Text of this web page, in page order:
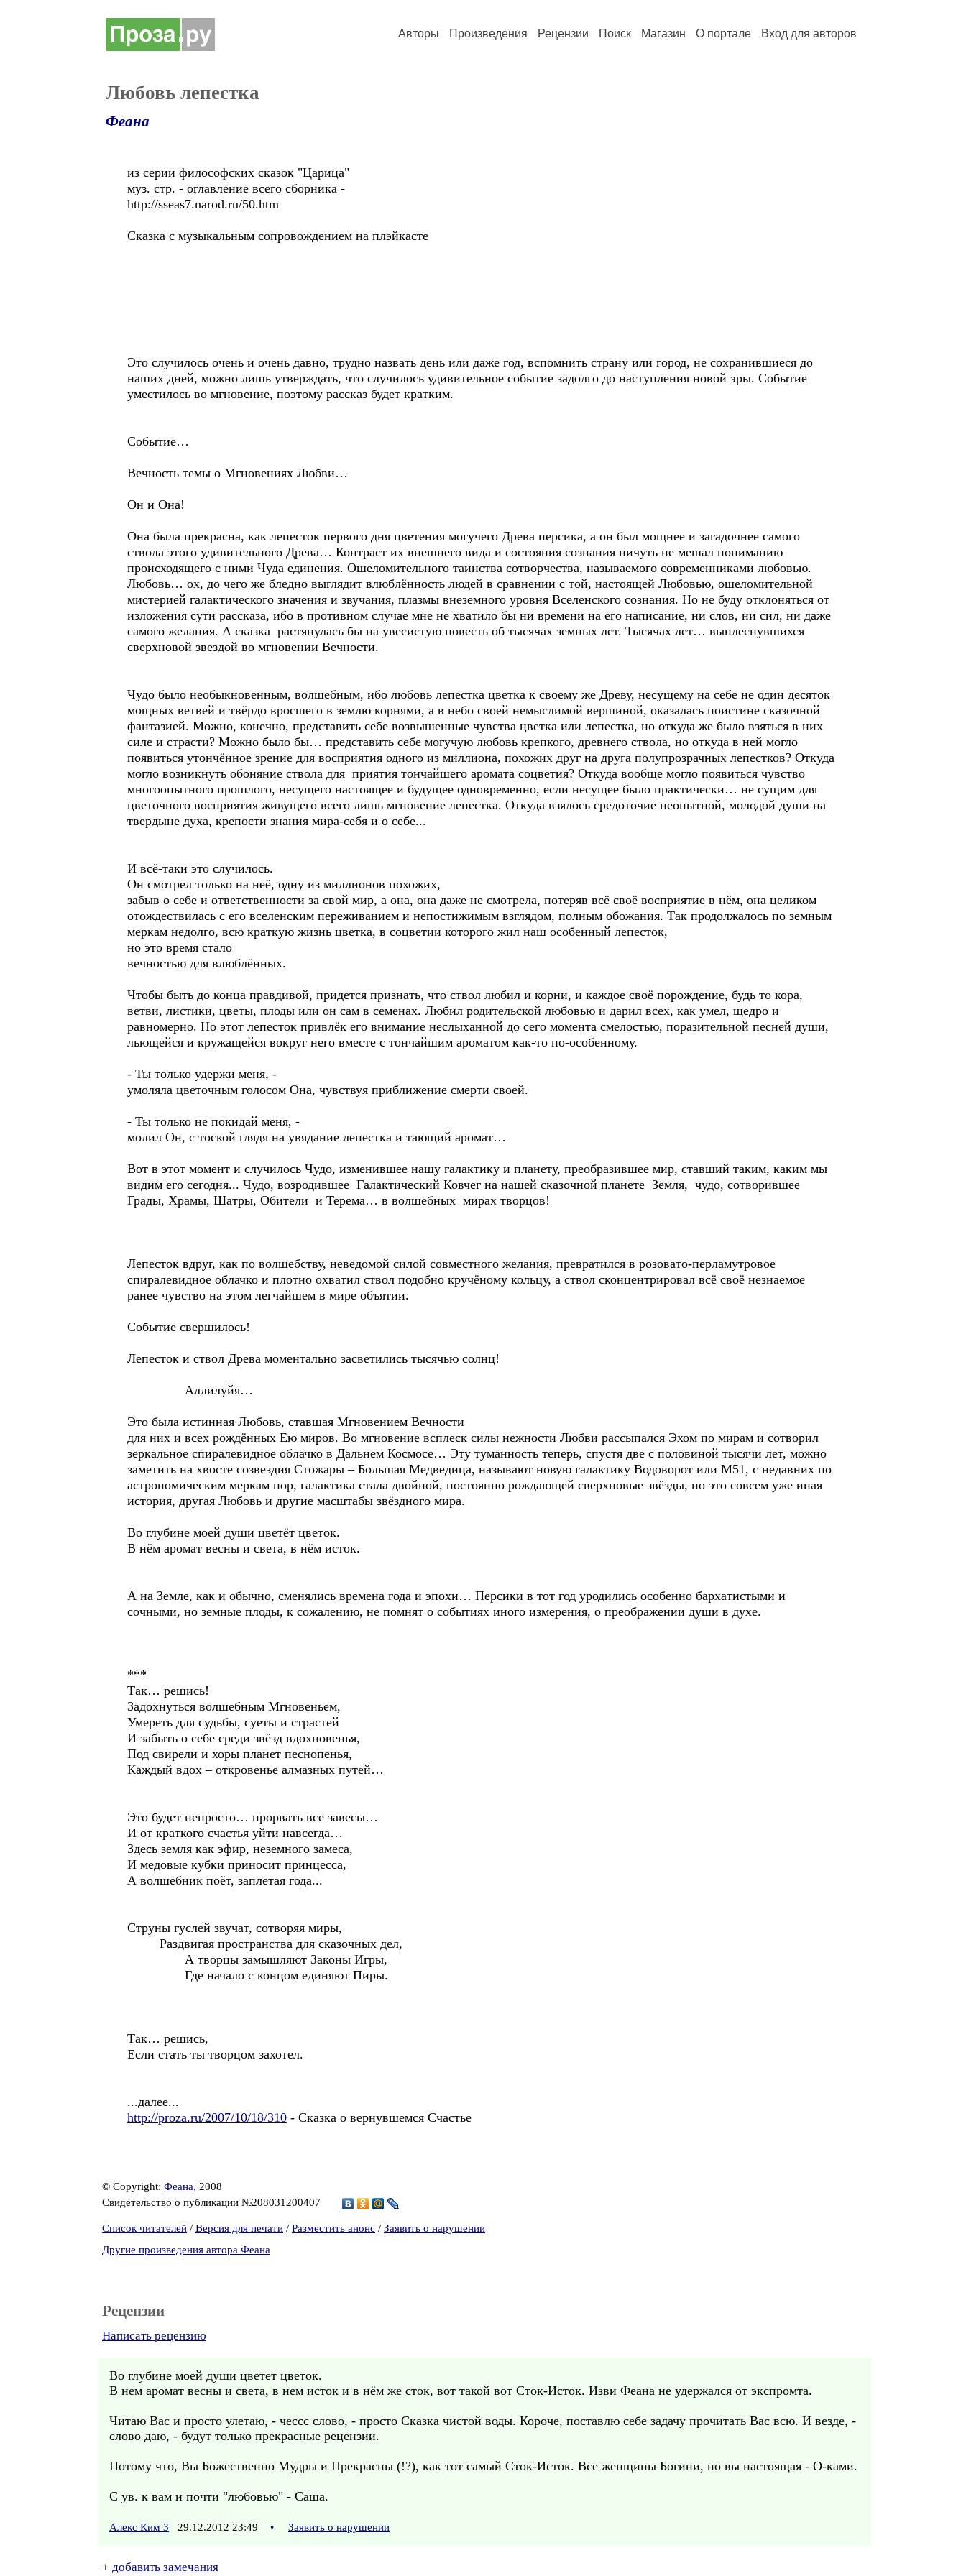
Авторы Произведения Рецензии Поиск Магазин О портале Вход для авторов
Любовь лепестка
Феана
из серии философских сказок "Царица"
муз. стр. - оглавление всего сборника -
http://sseas7.narod.ru/50.htm
Сказка с музыкальным сопровождением на плэйкасте
Это случилось очень и очень давно, трудно назвать день или даже год, вспомнить страну или город, не сохранившиеся до
наших дней, можно лишь утверждать, что случилось удивительное событие задолго до наступления новой эры. Событие
уместилось во мгновение, поэтому рассказ будет кратким.
Событие…
Вечность темы о Мгновениях Любви…
Он и Она!
Она была прекрасна, как лепесток первого дня цветения могучего Древа персика, а он был мощнее и загадочнее самого
ствола этого удивительного Древа… Контраст их внешнего вида и состояния сознания ничуть не мешал пониманию
происходящего с ними Чуда единения. Ошеломительного таинства сотворчества, называемого современниками любовью.
Любовь… ох, до чего же бледно выглядит влюблённость людей в сравнении с той, настоящей Любовью, ошеломительной
мистерией галактического значения и звучания, плазмы внеземного уровня Вселенского сознания. Но не буду отклоняться от
изложения сути рассказа, ибо в противном случае мне не хватило бы ни времени на его написание, ни слов, ни сил, ни даже
самого желания. А сказка растянулась бы на увесистую повесть об тысячах земных лет. Тысячах лет… выплеснувшихся
сверхновой звездой во мгновении Вечности.
Чудо было необыкновенным, волшебным, ибо любовь лепестка цветка к своему же Древу, несущему на себе не один десяток
мощных ветвей и твёрдо вросшего в землю корнями, а в небо своей немыслимой вершиной, оказалась поистине сказочной
фантазией. Можно, конечно, представить себе возвышенные чувства цветка или лепестка, но откуда же было взяться в них
силе и страсти? Можно было бы… представить себе могучую любовь крепкого, древнего ствола, но откуда в ней могло
появиться утончённое зрение для восприятия одного из миллиона, похожих друг на друга полупрозрачных лепестков? Откуда
могло возникнуть обоняние ствола для приятия тончайшего аромата соцветия? Откуда вообще могло появиться чувство
многоопытного прошлого, несущего настоящее и будущее одновременно, если несущее было практически… не сущим для
цветочного восприятия живущего всего лишь мгновение лепестка. Откуда взялось средоточие неопытной, молодой души на
твердыне духа, крепости знания мира-себя и о себе...
И всё-таки это случилось.
Он смотрел только на неё, одну из миллионов похожих,
забыв о себе и ответственности за свой мир, а она, она даже не смотрела, потеряв всё своё восприятие в нём, она целиком
отождествилась с его вселенским переживанием и непостижимым взглядом, полным обожания. Так продолжалось по земным
меркам недолго, всю краткую жизнь цветка, в соцветии которого жил наш особенный лепесток,
но это время стало
вечностью для влюблённых.
Чтобы быть до конца правдивой, придется признать, что ствол любил и корни, и каждое своё порождение, будь то кора,
ветви, листики, цветы, плоды или он сам в семенах. Любил родительской любовью и дарил всех, как умел, щедро и
равномерно. Но этот лепесток привлёк его внимание неслыханной до сего момента смелостью, поразительной песней души,
льющейся и кружащейся вокруг него вместе с тончайшим ароматом как-то по-особенному.
- Ты только удержи меня, -
умоляла цветочным голосом Она, чувствуя приближение смерти своей.
- Ты только не покидай меня, -
молил Он, с тоской глядя на увядание лепестка и тающий аромат…
Вот в этот момент и случилось Чудо, изменившее нашу галактику и планету, преобразившее мир, ставший таким, каким мы
видим его сегодня... Чудо, возродившее Галактический Ковчег на нашей сказочной планете Земля, чудо, сотворившее
Грады, Храмы, Шатры, Обители и Терема… в волшебных мирах творцов!
Лепесток вдруг, как по волшебству, неведомой силой совместного желания, превратился в розовато-перламутровое
спиралевидное облачко и плотно охватил ствол подобно кручёному кольцу, а ствол сконцентрировал всё своё незнаемое
ранее чувство на этом легчайшем в мире объятии.
Событие свершилось!
Лепесток и ствол Древа моментально засветились тысячью солнц!
Аллилуйя…
Это была истинная Любовь, ставшая Мгновением Вечности
для них и всех рождённых Ею миров. Во мгновение всплеск силы нежности Любви рассыпался Эхом по мирам и сотворил
зеркальное спиралевидное облачко в Дальнем Космосе… Эту туманность теперь, спустя две с половиной тысячи лет, можно
заметить на хвосте созвездия Стожары – Большая Медведица, называют новую галактику Водоворот или М51, с недавних по
астрономическим меркам пор, галактика стала двойной, постоянно рождающей сверхновые звёзды, но это совсем уже иная
история, другая Любовь и другие масштабы звёздного мира.
Во глубине моей души цветёт цветок.
В нём аромат весны и света, в нём исток.
А на Земле, как и обычно, сменялись времена года и эпохи… Персики в тот год уродились особенно бархатистыми и
сочными, но земные плоды, к сожалению, не помнят о событиях иного измерения, о преображении души в духе.
***
Так… решись!
Задохнуться волшебным Мгновеньем,
Умереть для судьбы, суеты и страстей
И забыть о себе среди звёзд вдохновенья,
Под свирели и хоры планет песнопенья,
Каждый вдох – откровенье алмазных путей…
Это будет непросто… прорвать все завесы…
И от краткого счастья уйти навсегда…
Здесь земля как эфир, неземного замеса,
И медовые кубки приносит принцесса,
А волшебник поёт, заплетая года...
Струны гуслей звучат, сотворяя миры,
Раздвигая пространства для сказочных дел,
А творцы замышляют Законы Игры,
Где начало с концом единяют Пиры.
Так… решись,
Если стать ты творцом захотел.
...далее...
http://proza.ru/2007/10/18/310 - Сказка о вернувшемся Счастье
© Copyright: Феана, 2008
Свидетельство о публикации №208031200407
Список читателей / Версия для печати / Разместить анонс / Заявить о нарушении
Другие произведения автора Феана
Рецензии
Написать рецензию
Во глубине моей души цветет цветок.
В нем аромат весны и света, в нем исток и в нём же сток, вот такой вот Сток-Исток. Изви Феана не удержался от экспромта.
Читаю Вас и просто улетаю, - чессс слово, - просто Сказка чистой воды. Короче, поставлю себе задачу прочитать Вас всю. И везде, -
слово даю, - будут только прекрасные рецензии.
Потому что, Вы Божественно Мудры и Прекрасны (!?), как тот самый Сток-Исток. Все женщины Богини, но вы настоящая - О-ками.
С ув. к вам и почти "любовью" - Саша.
Алекс Ким 3 29.12.2012 23:49 • Заявить о нарушении
+ добавить замечания